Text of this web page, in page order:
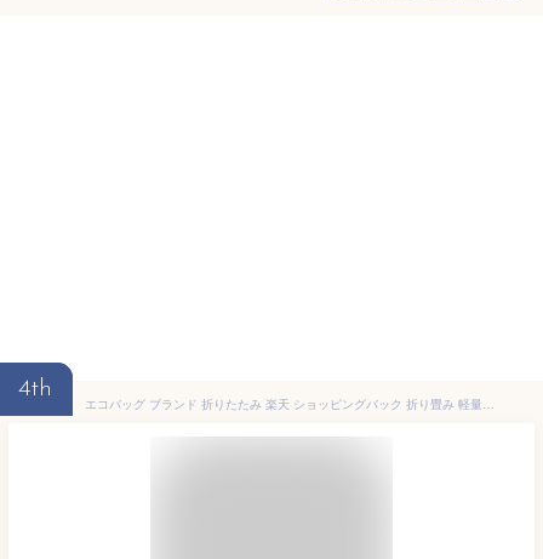
4th
エコバッグ ブランド 折りたたみ 楽天 ショッピングバック 折り畳み 軽量 軽い おしゃれ 大容量 大きい 大きめ マイバッグ かわいい コンパクト 肩掛け トートバッグ 北欧 お買い物バッグ DJQECOBAG デザイナーズコラボ